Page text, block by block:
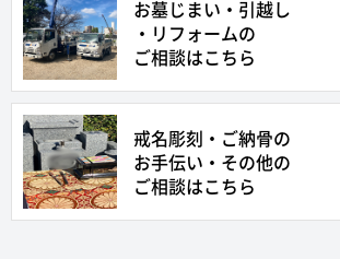
お墓じまい・引越し
・リフォームの
ご相談はこちら
戒名彫刻・ご納骨の
お手伝い・その他の
ご相談はこちら